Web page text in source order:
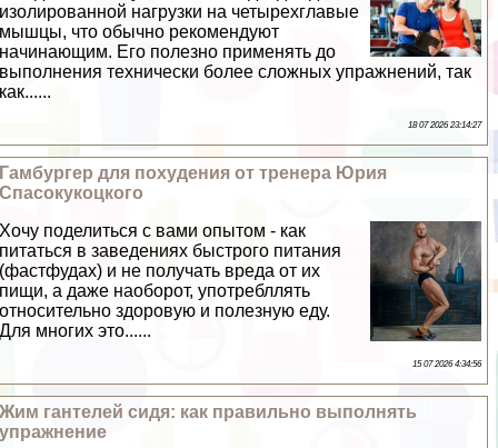
изолированной нагрузки на четырехглавые
мышцы, что обычно рекомендуют
начинающим. Его полезно применять до
выполнения технически более сложных упражнений, так
как......
18 07 2026 23:14:27
Гамбургер для похудения от тренера Юрия
Спасокукоцкого
Хочу поделиться с вами опытом - как
питаться в заведениях быстрого питания
(фастфудах) и не получать вреда от их
пищи, а даже наоборот, употрeбллять
относительно здоровую и полезную еду.
Для многих это......
15 07 2026 4:34:56
Жим гантелей сидя: как правильно выполнять
упражнение